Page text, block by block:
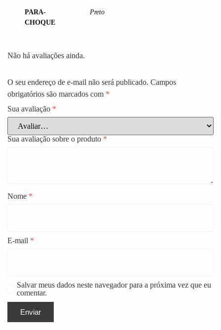
PARA-
CHOQUE
Preto
Não há avaliações ainda.
O seu endereço de e-mail não será publicado. Campos
obrigatórios são marcados com *
Sua avaliação *
Sua avaliação sobre o produto *
Nome *
E-mail *
Salvar meus dados neste navegador para a próxima vez que eu
comentar.